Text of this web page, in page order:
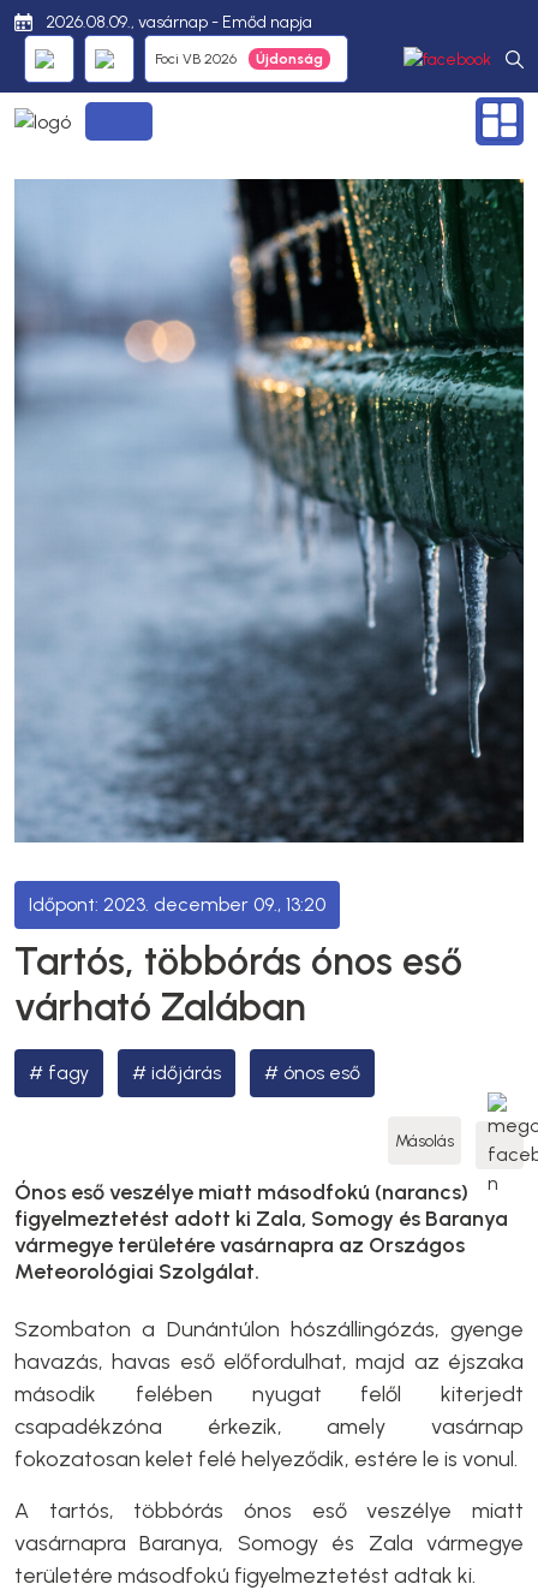
2026.08.09., vasárnap - Emőd napja
Foci VB 2026
2023. december 09., 13:20
Tartós, többórás ónos eső
várható Zalában
fagy időjárás ónos eső
Másolás
Ónos eső veszélye miatt másodfokú (narancs)
figyelmeztetést adott ki Zala, Somogy és Baranya
vármegye területére vasárnapra az Országos
Meteorológiai Szolgálat.
Szombaton a Dunántúlon hószállingózás, gyenge
havazás, havas eső előfordulhat, majd az éjszaka
második felében nyugat felől kiterjedt
csapadékzóna érkezik, amely vasárnap
fokozatosan kelet felé helyeződik, estére le is vonul.
A tartós, többórás ónos eső veszélye miatt
vasárnapra Baranya, Somogy és Zala vármegye
területére másodfokú figyelmeztetést adtak ki.